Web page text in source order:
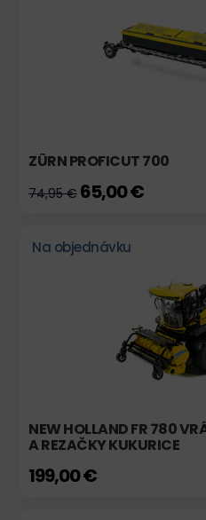
ZÜRN PROFICUT 700
74,95 € 65,00 €
Na objednávku
NEW HOLLAND FR 780
A REZAČKY KUKURICE
199,00 €